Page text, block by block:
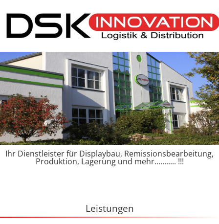
Ihr Dienstleister für Displaybau, Remissionsbearbeitung,
Produktion, Lagerung und mehr........... !!!
Leistungen